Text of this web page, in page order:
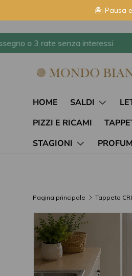
🏝️ Pausa
Passa ai contenuti
HOME SALDI
PIZZI E RICAMI
STAGIONI
Pagina principale
L’immagine 3 è ora